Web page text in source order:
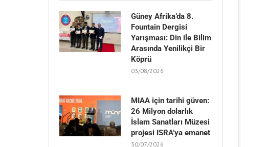
Güney Afrika’da 8.
Fountain Dergisi
Yarışması: Din ile Bilim
Arasında Yenilikçi Bir
Köprü
03/08/2026
MIAA için tarihi güven:
26 Milyon dolarlık
İslam Sanatları Müzesi
projesi ISRA’ya emanet
30/07/2026